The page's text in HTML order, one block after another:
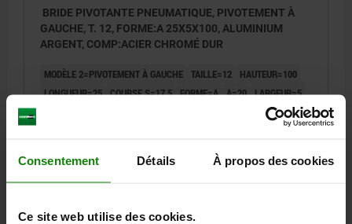
Consentement Détails À propos des cookies
Ce site web utilise des cookies.
BRIDE PIVOTANTE PNEUMATIQUE, PIVOTEMENT À
GAUCHE, T. 12, FORME:A 25X5X100, ALUMINIUM
ARGENT, COMP:ACIER CHROMÉ DUR
MODÈLE 2=PIVOTEMENT À GAUCHE TAILLE=12
HAUTEUR=100
LONGUEUR=25 COURSE S=17,5 FORME=A A=20 LARGEUR=5
D MAX.=11,5
H1=77,8
S2=10 F1 N=59